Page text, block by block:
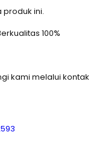
produk ini.
100%
kami melalui kontak